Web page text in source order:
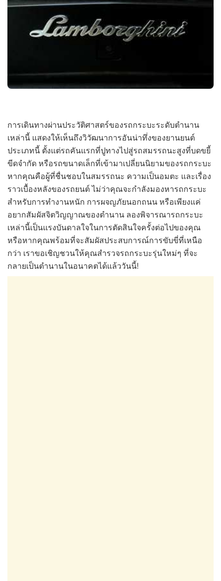
การเดินทางผ่านประวัติศาสตร์ของรถกระบะระดับตำนาน
เหล่านี้ แสดงให้เห็นถึงวิวัฒนาการอันน่าทึ่งของยานยนต์
ประเภทนี้ ตั้งแต่รถคันแรกที่ปูทางไปสู่รถสมรรถนะสูงที่บดขยี้
ขีดจำกัด หรือรถขนาดเล็กที่เข้ามาเปลี่ยนนิยามของรถกระบะ
หากคุณคือผู้ที่ชื่นชอบในสมรรถนะ ความเป็นอมตะ และเรื่อง
ราวเบื้องหลังของรถยนต์ ไม่ว่าคุณจะกำลังมองหารถกระบะ
สำหรับการทำงานหนัก การผจญภัยนอกถนน หรือเพียงแค่
อยากสัมผัสจิตวิญญาณของตำนาน ลองพิจารณารถกระบะ
เหล่านี้เป็นแรงบันดาลใจในการตัดสินใจครั้งต่อไปของคุณ
หรือหากคุณพร้อมที่จะสัมผัสประสบการณ์การขับขี่ที่เหนือ
กว่า เราขอเชิญชวนให้คุณสำรวจรถกระบะรุ่นใหม่ๆ ที่จะ
กลายเป็นตำนานในอนาคตได้แล้ววันนี้!